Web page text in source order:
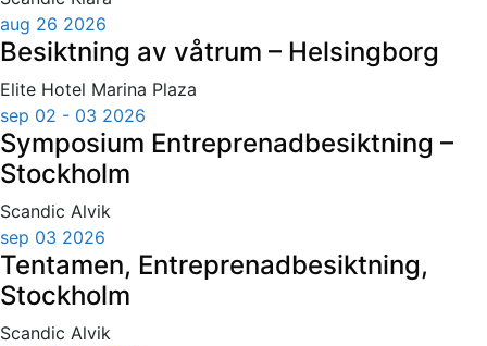
aug 26 2026
Besiktning av våtrum – Helsingborg
Elite Hotel Marina Plaza
sep 02 - 03 2026
Symposium Entreprenadbesiktning –
Stockholm
Scandic Alvik
sep 03 2026
Tentamen, Entreprenadbesiktning,
Stockholm
Scandic Alvik